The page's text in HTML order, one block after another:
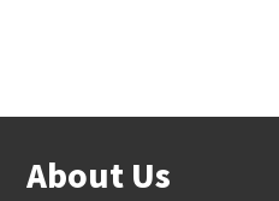
About Us